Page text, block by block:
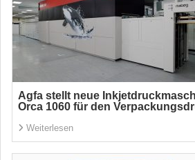
Agfa stellt neue
Orca 1060 für den
Weiterlesen